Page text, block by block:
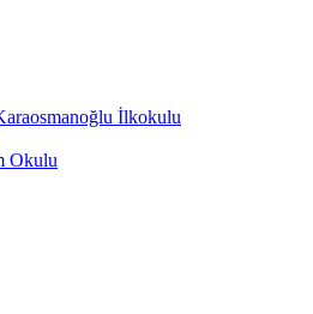
İlkokulu
Okulu